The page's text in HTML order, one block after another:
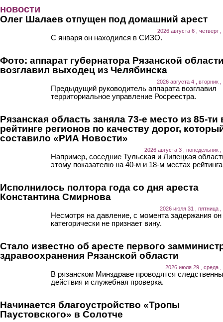
новости
Олег Шалаев отпущен под домашний арест
2026 августа 6 , четверг
С января он находился в СИЗО.
Фото: аппарат губернатора Рязанской
возглавил выходец из Челябинска
2026 августа 4 , вторник
Предыдущий руководитель аппарата возглавил
территориальное управление Росреестра.
Рязанская область заняла 73-е место из 85-ти
рейтинге регионов по качеству дорог,
составило «РИА Новости»
2026 августа 3 , понедельник ,
Например, соседние Тульская и Липецкая
этому показателю на 40-м и 18-м местах
Исполнилось полтора года со дня ареста
Константина Смирнова
2026 июля 31 , пятница ,
Несмотря на давление, с момента задержания он
категорически не признает вину.
Стало известно об аресте первого
здравоохранения Рязанской области
2026 июля 29 , среда ,
В рязанском Минздраве проводятся
действия и служебная проверка.
Начинается благоустройство «Тропы
Паустовского» в Солотче